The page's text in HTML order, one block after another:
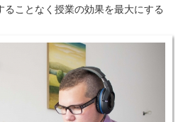
ことなく授業の効果を最大にする